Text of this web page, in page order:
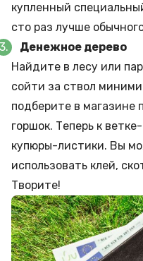
купленный
сто раз лучше
Денежное дерево
Найдите в лесу или
сойти за ствол
подберите в
горшок. Теперь к
купюры-листики. Вы
использовать клей,
Творите!